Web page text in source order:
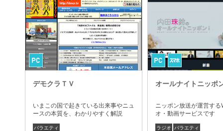
デモクラＴＶ
いまこの国で起きている出来事やニュ
ースの本質を、わかりやすく解説
バラエティ
オールナイトニッポ
ニッポン放送が運営する
オ・動画サービスです
ラジオ バラエティ